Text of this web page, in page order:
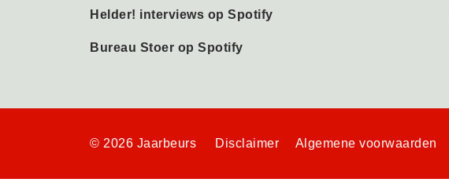
Helder! interviews op Spotify
Bureau Stoer op Spotify
© 2026 Jaarbeurs Disclaimer Algemene voorwaarden